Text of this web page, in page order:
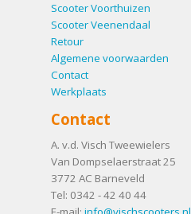
Scooter Voorthuizen
Scooter Veenendaal
Retour
Algemene voorwaarden
Contact
Werkplaats
Contact
A. v.d. Visch Tweewielers
Van Dompselaerstraat 25
3772 AC Barneveld
Tel: 0342 - 42 40 44